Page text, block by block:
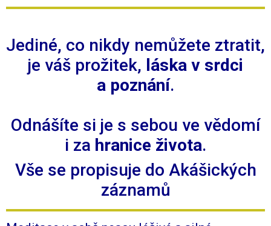
Jediné, co nikdy nemůžete ztratit,
je váš prožitek, láska v srdci
a poznání.
Odnášíte si je s sebou ve vědomí
i za hranice života.
Vše se propisuje do Akášických
záznamů